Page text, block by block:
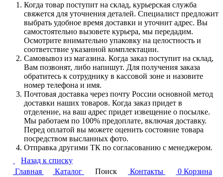
Когда товар поступит на склад, курьерская служба
свяжется для уточнения деталей. Специалист предложит
выбрать удобное время доставки и уточнит адрес. Вы
самостоятельно вызовете курьера, мы передадим.
Осмотрите внимательно упаковку на целостность и
соответствие указанной комплектации.
Самовывоз из магазина. Когда заказ поступит на склад,
Вам позвонят, либо напишут. Для получения заказа
обратитесь к сотруднику в кассовой зоне и назовите
номер телефона и имя.
Почтовая доставка через почту России основной метод
доставки наших товаров. Когда заказ придет в
отделение, на ваш адрес придет извещение о посылке.
Мы работаем по 100% предоплате, включая доставку.
Перед оплатой вы можете оценить состояние товара
посредством высланных фото.
Отправка другими ТК по согласованию с менеджером.
Назад к списку
Главная
Каталог Поиск Контакты 0 Корзина